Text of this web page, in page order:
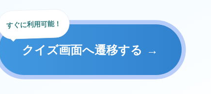
クイズ画面へ遷移する →
すぐに利用可能！